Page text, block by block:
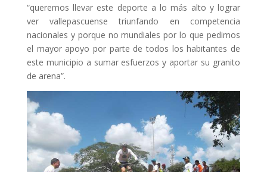
“queremos llevar este deporte a lo más alto y lograr
ver vallepascuense triunfando en competencia
nacionales y porque no mundiales por lo que pedimos
el mayor apoyo por parte de todos los habitantes de
este municipio a sumar esfuerzos y aportar su granito
de arena”.